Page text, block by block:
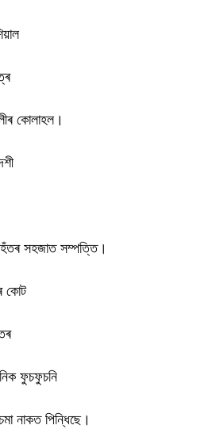
কোলাহল।
সহজাত সম্পত্তি।
কোট
ফুচফুচনি
নাকত পিন্ধিছে।